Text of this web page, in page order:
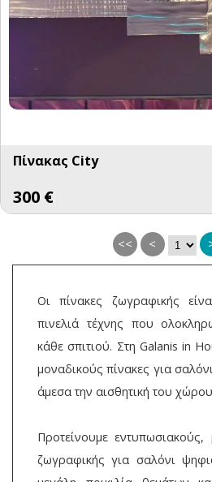
Πίνακας City
300 €
<< <
Οι πίνακες ζωγραφικής
πινελιά τέχνης που
κάθε σπιτιού. Στη Galanis in
μοναδικούς πίνακες για
άμεσα την αισθητική του
Προτείνουμε εντυπωσιακούς,
ζωγραφικής για σαλόνι